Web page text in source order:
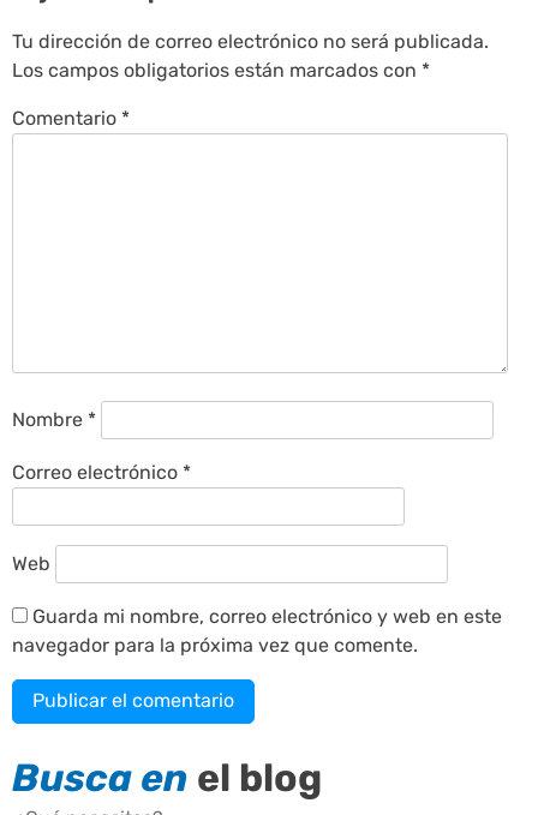
Tu dirección de correo electrónico no será publicada.
Los campos obligatorios están marcados con *
Comentario *
Nombre *
Correo electrónico *
Web
Guarda mi nombre, correo electrónico y web en este
navegador para la próxima vez que comente.
Busca en el blog